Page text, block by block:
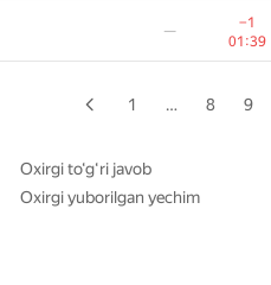
—
−1
01:39
—
−1
01:39
1 … 8 9
Oxirgi to‘g‘ri javob
Oxirgi yuborilgan yechim